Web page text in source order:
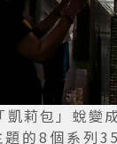
莉包」蛻變
的8個系列